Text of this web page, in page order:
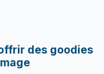
des goodies